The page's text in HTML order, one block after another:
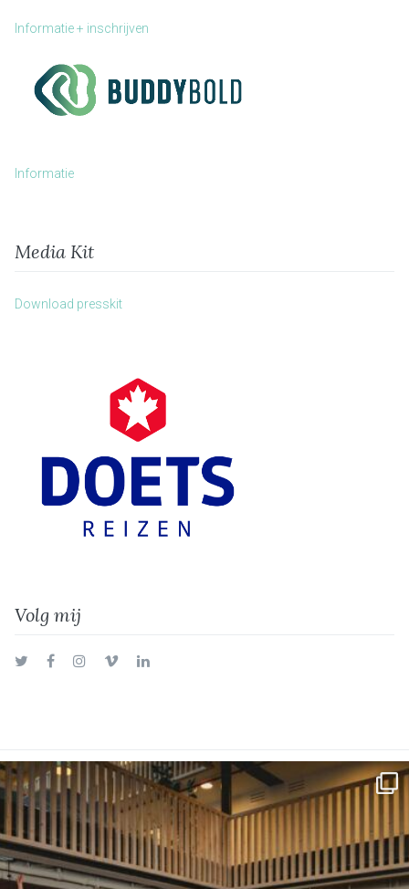
Informatie + inschrijven
Informatie
Media Kit
Download presskit
Volg mij
TwitterFacebookInstagram
VimeoLinkedIn